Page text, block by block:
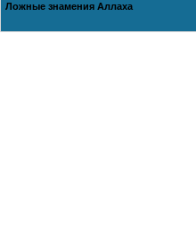
Ложные знамения Аллаха